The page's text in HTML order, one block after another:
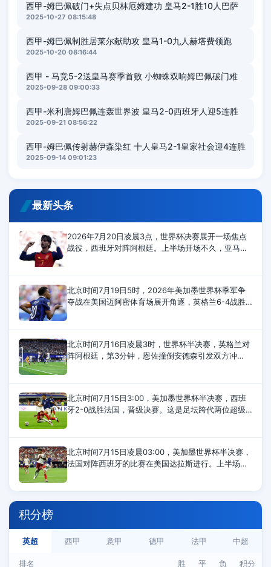
西甲-姆巴佩破门+失点贝林厄姆建功 皇马2-1胜10人巴萨
2025-10-27 08:15:48
西甲-姆巴佩制胜居莱尔献助攻 皇马1-0九人赫塔费领跑
2025-10-20 08:16:44
西甲 - 马竞5-2送皇马赛季首败 小蜘蛛双响姆巴佩破门难
2025-09-28 09:00:33
西甲-米利唐姆巴佩连轰世界波 皇马2-0西班牙人迎5连胜
2025-09-21 08:56:22
西甲-姆巴佩传射赫伊森染红 十人皇马2-1皇家社会迎4连胜
2025-09-14 09:01:23
最新头条
2026年7月20日凌晨3点，世界杯决赛展开一场焦点
战役，西班牙对阵阿根廷。上半场开场不久，亚马尔
北京时间7月19日5时，2026年美加墨世界杯季军争
夺战在美国迈阿密体育场展开角逐，英格兰6-4战胜
北京时间7月16日凌晨3时，世界杯半决赛，英格兰对
阵阿根廷，第3分钟，恩佐撞倒安德森引发双方冲
北京时间7月15日3:00，美加墨世界杯半决赛，西班
牙2-0战胜法国，晋级决赛。这是足坛跨代两位超级
北京时间7月15日凌晨03:00，美加墨世界杯半决赛，
法国对阵西班牙的比赛在美国达拉斯进行。上半场比
积分榜
英超 西甲 意甲 德甲 法甲 中超
排名 胜 平 负 积分